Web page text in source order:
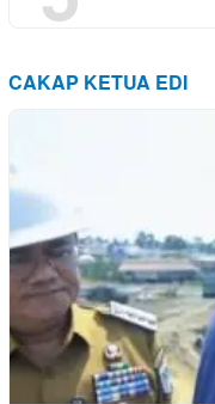
CAKAP KETUA EDI